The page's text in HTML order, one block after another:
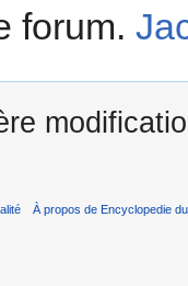
forum.
À propos de Encyclopedie